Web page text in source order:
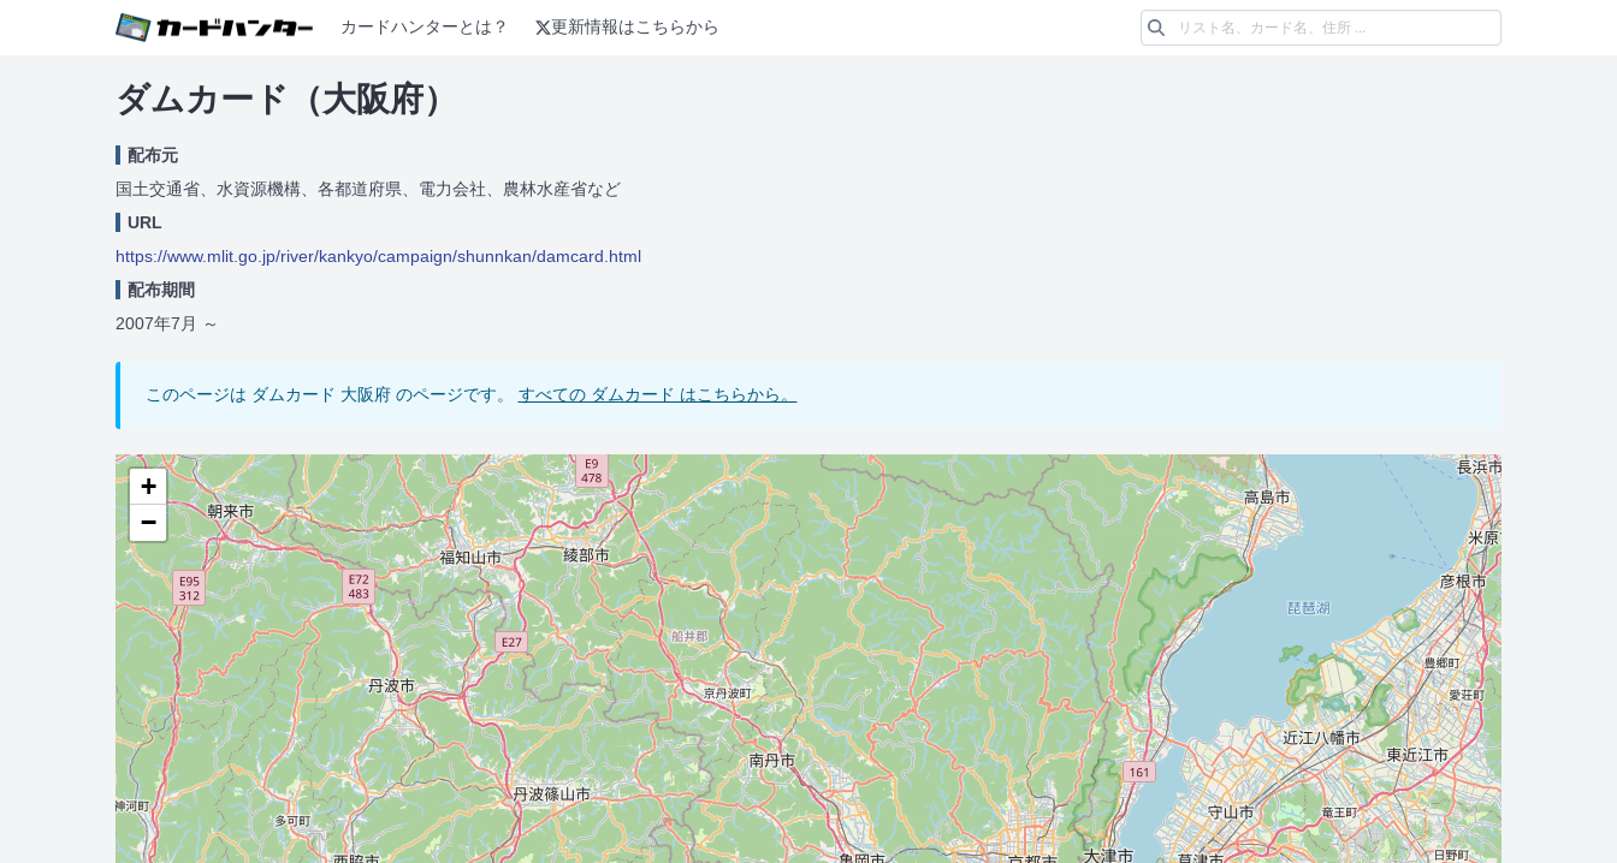
カードハンターとは？ 更新情報はこちらから
ダムカード（大阪府）
配布元
国土交通省、水資源機構、各都道府県、電力会社、農林水産省など
URL
https://www.mlit.go.jp/river/kankyo/campaign/shunnkan/damcard.html
配布期間
2007年7月
～
このページは ダムカード 大阪府 のページです。 すべての ダムカード はこちらから。
+
−